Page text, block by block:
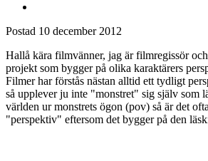
Postad 10 december 2012
Hallå kära filmvänner, jag är filmregissör
projekt som bygger på olika karaktärers
Filmer har förstås nästan alltid ett tydligt
så upplever ju inte "monstret" sig själv som
världen ur monstrets ögon (pov) så är det
"perspektiv" eftersom det bygger på den